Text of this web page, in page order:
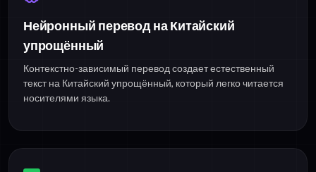
Нейронный перевод на Китайский
упрощённый
Контекстно-зависимый перевод создает естественный
текст на Китайский упрощённый, который легко читается
носителями языка.